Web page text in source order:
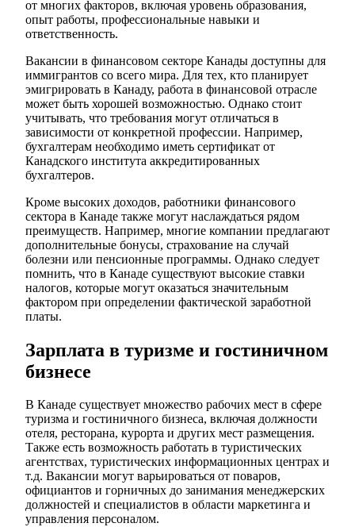
от многих факторов, включая уровень образования,
опыт работы, профессиональные навыки и
ответственность.
Вакансии в финансовом секторе Канады доступны для
иммигрантов со всего мира. Для тех, кто планирует
эмигрировать в Канаду, работа в финансовой отрасле
может быть хорошей возможностью. Однако стоит
учитывать, что требования могут отличаться в
зависимости от конкретной профессии. Например,
бухгалтерам необходимо иметь сертификат от
Канадского института аккредитированных
бухгалтеров.
Кроме высоких доходов, работники финансового
сектора в Канаде также могут наслаждаться рядом
преимуществ. Например, многие компании предлагают
дополнительные бонусы, страхование на случай
болезни или пенсионные программы. Однако следует
помнить, что в Канаде существуют высокие ставки
налогов, которые могут оказаться значительным
фактором при определении фактической заработной
платы.
Зарплата в туризме и гостиничном
бизнесе
В Канаде существует множество рабочих мест в сфере
туризма и гостиничного бизнеса, включая должности
отеля, ресторана, курорта и других мест размещения.
Также есть возможность работать в туристических
агентствах, туристических информационных центрах и
т.д. Вакансии могут варьироваться от поваров,
официантов и горничных до занимания менеджерских
должностей и специалистов в области маркетинга и
управления персоналом.